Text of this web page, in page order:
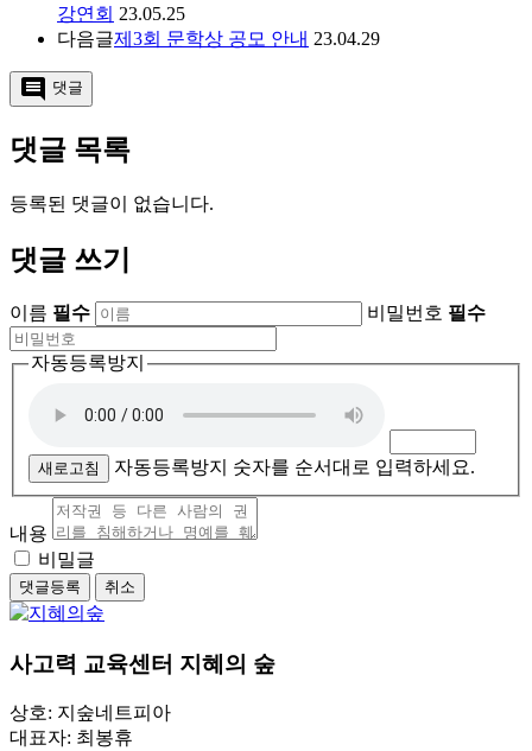
강연회 23.05.25
다음글제3회 문학상 공모 안내 23.04.29
comment 댓글
댓글 목록
등록된 댓글이 없습니다.
댓글 쓰기
이름 필수 비밀번호 필수
자동등록방지
새로고침 자동등록방지 숫자를 순서대로 입력하세요.
내용
비밀글
댓글등록 취소
사고력 교육센터 지혜의 숲
상호: 지숲네트피아
대표자: 최봉휴